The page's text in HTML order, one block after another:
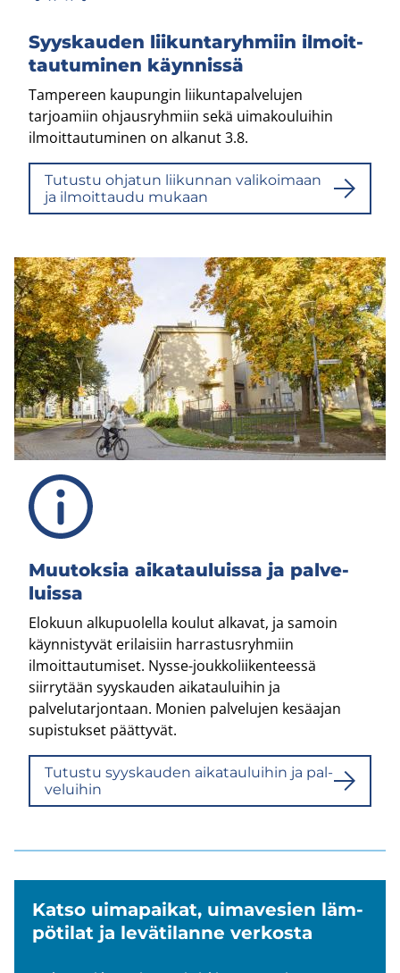
Syys­kau­den lii­kun­ta­ryh­miin il­moit­
tau­tu­mi­nen käyn­nis­sä
Tampereen kaupungin liikuntapalvelujen
tarjoamiin ohjausryhmiin sekä uimakouluihin
ilmoittautuminen on alkanut 3.8.
Tu­tus­tu oh­ja­tun lii­kun­nan va­li­koi­maan
ja il­moit­tau­du mu­kaan
Muu­tok­sia ai­ka­tau­luis­sa ja pal­ve­
luis­sa
Elokuun alkupuolella koulut alkavat, ja samoin
käynnistyvät erilaisiin harrastusryhmiin
ilmoittautumiset. Nysse-​joukkoliikenteessä
siirrytään syyskauden aikatauluihin ja
palvelutarjontaan. Monien palvelujen kesäajan
supistukset päättyvät.
Tu­tus­tu syys­kau­den ai­ka­tau­lui­hin ja pal­
ve­lui­hin
Katso ui­ma­pai­kat, ui­ma­ve­sien läm­
pö­ti­lat ja le­vä­ti­lan­ne ver­kos­ta